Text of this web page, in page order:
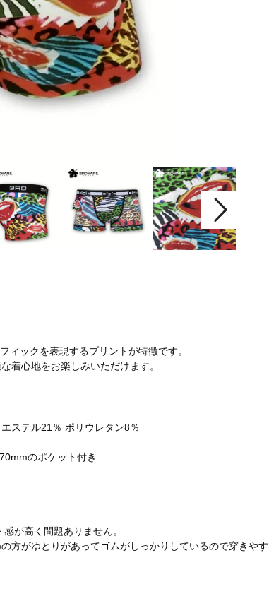
ィックを表現するプリントが特徴です。
着心地をお楽しみいただけます。
ステル21％ ポリウレタン8％
のポケット付き
が高く問題ありません。
がゆとりがあってゴムがしっかりしているので穿きやす